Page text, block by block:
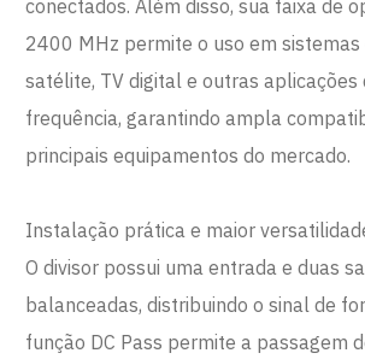
conectados. Além disso, sua faixa de
2400 MHz permite o uso em sistemas
satélite, TV digital e outras aplicações
frequência, garantindo ampla
principais equipamentos do mercado.
Instalação prática e maior
O divisor possui uma entrada e duas
balanceadas, distribuindo o sinal de
função DC Pass permite a passagem